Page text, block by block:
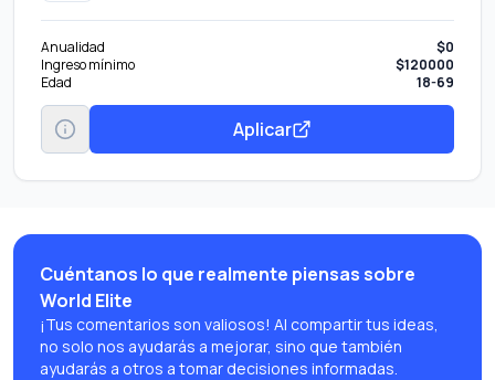
Anualidad
$0
Ingreso mínimo
$120000
Edad
18-69
Aplicar
Cuéntanos lo que realmente piensas sobre
World Elite
¡Tus comentarios son valiosos! Al compartir tus ideas,
no solo nos ayudarás a mejorar, sino que también
ayudarás a otros a tomar decisiones informadas.